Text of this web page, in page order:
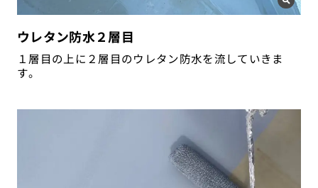
ウレタン防水２層目
１層目の上に２層目のウレタン防水を流していきま
す。